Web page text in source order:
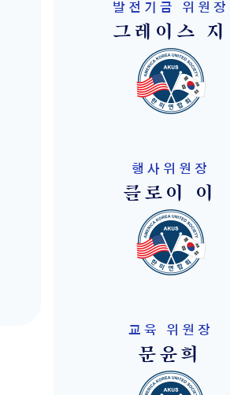
발전기금 위원장
그레이스 지
행사위원장
클로이 이
교육 위원장
문윤희